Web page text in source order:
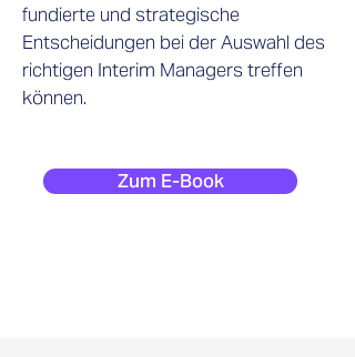
fundierte und strategische
Entscheidungen bei der Auswahl des
richtigen Interim Managers treffen
können.
Zum E-Book